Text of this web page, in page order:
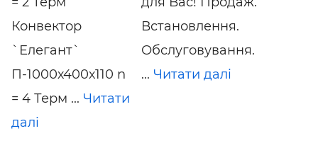
Конвектор
`Елегант`
П-1000х400х110 n
= 4 Терм ... Читати
далі
Встановлення.
Обслуговування.
... Читати далі